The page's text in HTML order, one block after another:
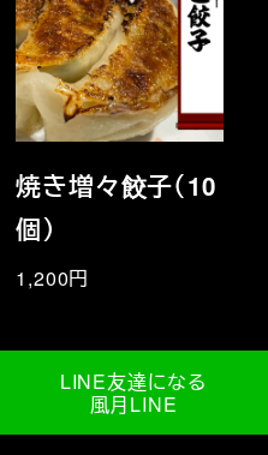
焼き増々餃子（10
個）
1,200円
LINE友達になる
風月LINE